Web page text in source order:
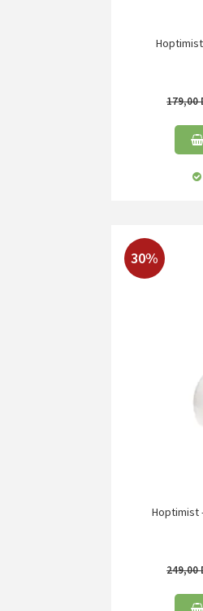
Hoptimist
179,00
30%
Hoptimist
249,00